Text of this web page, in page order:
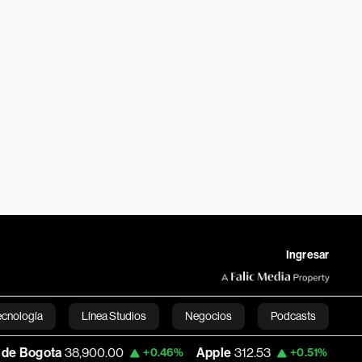
Ingresar
Línea Studios Negocios Podcasts
English+0.46% Apple 312.53 +0.51% USD COP 3,159.39